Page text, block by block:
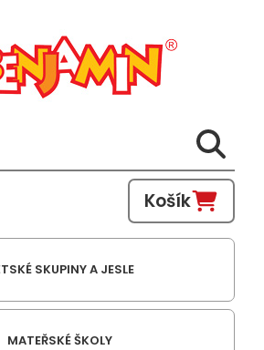
Košík
SKUPINY A JESLE
MATEŘSKÉ ŠKOLY